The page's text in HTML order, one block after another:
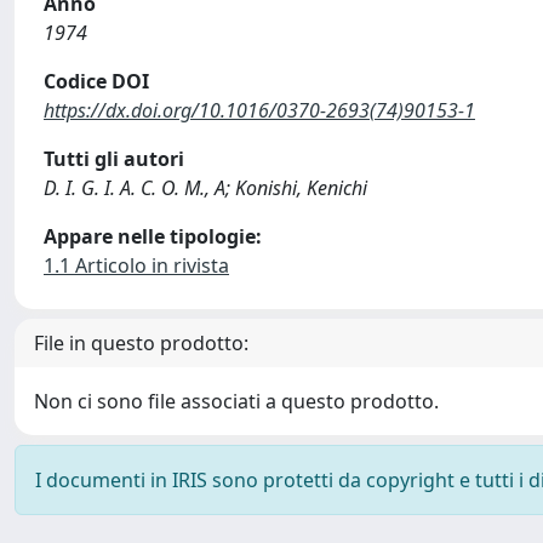
1974
Codice DOI
https://dx.doi.org/10.1016/0370-2693(74)90153-1
Tutti gli autori
D. I. G. I. A. C. O. M., A; Konishi, Kenichi
Appare nelle tipologie:
1.1 Articolo in rivista
File in questo prodotto:
Non ci sono file associati a questo prodotto.
I documenti in IRIS sono protetti da copyright e tutti i